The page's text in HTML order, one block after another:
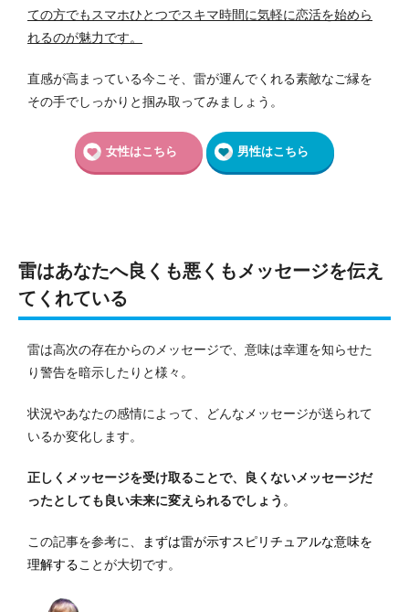
ての方でもスマホひとつでスキマ時間に気軽に恋活を始めら
れるのが魅力です。
直感が高まっている今こそ、雷が運んでくれる素敵なご縁を
その手でしっかりと掴み取ってみましょう。
女性はこちら 男性はこちら
雷はあなたへ良くも悪くもメッセージを伝え
てくれている
雷は高次の存在からのメッセージで、意味は幸運を知らせた
り警告を暗示したりと様々。
状況やあなたの感情によって、どんなメッセージが送られて
いるか変化します。
正しくメッセージを受け取ることで、良くないメッセージだ
ったとしても良い未来に変えられるでしょう 。
この記事を参考に、
まずは雷が示すスピリチュアルな意味を
理解することが大切です。